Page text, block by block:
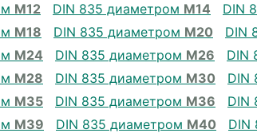
М12 DIN 835 диаметром М14 DIN
М18 DIN 835 диаметром М20 DIN
М24 DIN 835 диаметром М26 DIN
М28 DIN 835 диаметром М30 DIN
М35 DIN 835 диаметром М36 DIN
М39 DIN 835 диаметром М40 DIN